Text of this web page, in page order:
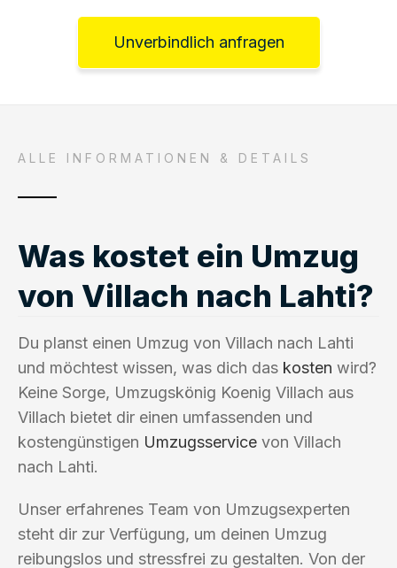
Unverbindlich anfragen
ALLE INFORMATIONEN & DETAILS
Was kostet ein Umzug
von Villach nach Lahti?
Du planst einen Umzug von Villach nach Lahti
und möchtest wissen, was dich das kosten wird?
Keine Sorge, Umzugskönig Koenig Villach aus
Villach bietet dir einen umfassenden und
kostengünstigen Umzugsservice von Villach
nach Lahti.
Unser erfahrenes Team von Umzugsexperten
steht dir zur Verfügung, um deinen Umzug
reibungslos und stressfrei zu gestalten. Von der